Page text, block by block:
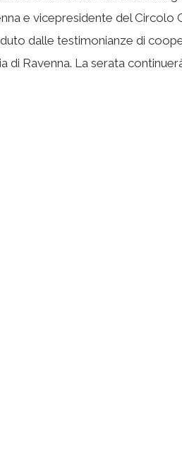
e vicepresidente del Circolo
dalle testimonianze di
Ravenna. La serata